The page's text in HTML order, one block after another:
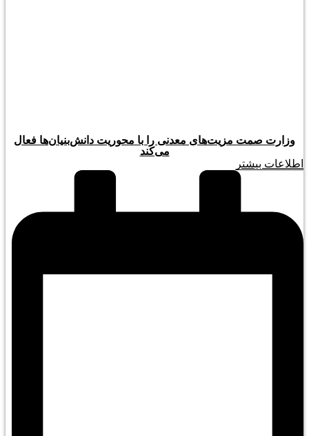
وزارت صمت مزیت‌های معدنی را با محوریت دانش‌بنیان‌ها فعال
می‌کند
اطلاعات بیشتر